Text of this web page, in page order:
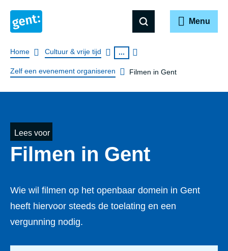
Menu
Breadcrumb
Home Cultuur & vrije tijd ...
Zelf een evenement organiseren Filmen in Gent
Lees voor
Filmen in Gent
Wie wil filmen op het openbaar domein in Gent
heeft hiervoor steeds de toelating en een
vergunning nodig.